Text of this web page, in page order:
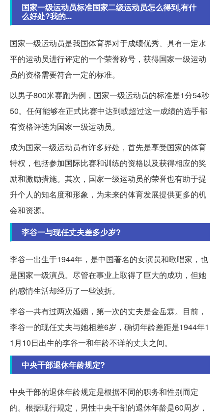
国家一级运动员标准国家二级运动员怎么得到,有什
么好处?我的...
国家一级运动员是我国体育界对于成绩优秀、具有一定水
平的运动员进行评定的一个荣誉称号，获得国家一级运动
员的资格需要符合一定的标准。
以男子800米赛跑为例，国家一级运动员的标准是1分54秒
50。任何能够在正式比赛中达到或超过这一成绩的选手都
有资格评选为国家一级运动员。
成为国家一级运动员有许多好处，首先是享受国家的体育
特权，包括参加国际比赛和训练的资格以及获得相应的奖
励和激励措施。其次，国家一级运动员的荣誉也有助于提
升个人的知名度和形象，为未来的体育发展提供更多的机
会和资源。
李谷一与现任丈夫差多少岁?
李谷一出生于1944年，是中国著名的女演员和歌唱家，也
是国家一级演员。尽管在事业上取得了巨大的成功，但她
的感情生活却经历了一些波折。
李谷一共有过两次婚姻，第一次的丈夫是金岳霖。目前，
李谷一的现任丈夫与她相差6岁，确切年龄差距是1944年1
1月10日出生的李谷一和年龄不详的丈夫之间。
中央干部退休年龄规定?
中央干部的退休年龄规定是根据不同的职务和性别而定
的。根据现行规定，男性中央干部的退休年龄是60周岁，